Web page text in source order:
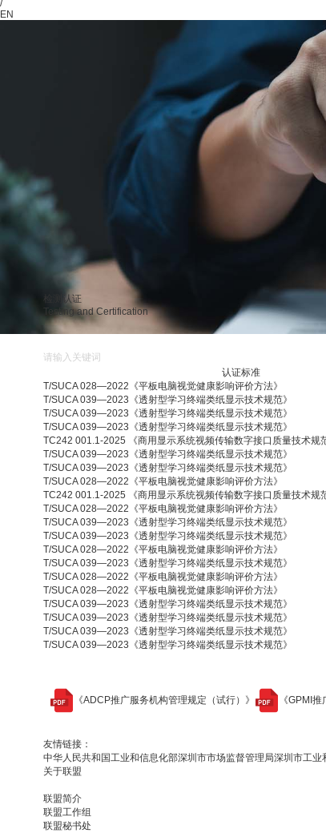
/
EN
检测认证
Testing and Certification
认证标准
T/SUCA 028—2022《平板电脑视觉健康影响评价方法》
T/SUCA 039—2023《透射型学习终端类纸显示技术规范》
T/SUCA 039—2023《透射型学习终端类纸显示技术规范》
T/SUCA 039—2023《透射型学习终端类纸显示技术规范》
TC242 001.1-2025 《商用显示系统视频传输数字接口质量技术规
T/SUCA 039—2023《透射型学习终端类纸显示技术规范》
T/SUCA 039—2023《透射型学习终端类纸显示技术规范》
T/SUCA 028—2022《平板电脑视觉健康影响评价方法》
TC242 001.1-2025 《商用显示系统视频传输数字接口质量技术规
T/SUCA 028—2022《平板电脑视觉健康影响评价方法》
T/SUCA 039—2023《透射型学习终端类纸显示技术规范》
T/SUCA 039—2023《透射型学习终端类纸显示技术规范》
T/SUCA 028—2022《平板电脑视觉健康影响评价方法》
T/SUCA 039—2023《透射型学习终端类纸显示技术规范》
T/SUCA 028—2022《平板电脑视觉健康影响评价方法》
T/SUCA 028—2022《平板电脑视觉健康影响评价方法》
T/SUCA 039—2023《透射型学习终端类纸显示技术规范》
T/SUCA 039—2023《透射型学习终端类纸显示技术规范》
T/SUCA 039—2023《透射型学习终端类纸显示技术规范》
T/SUCA 039—2023《透射型学习终端类纸显示技术规范》
《ADCP推广服务机构管理规定（试行）》 《GPMI
友情链接：
中华人民共和国工业和信息化部深圳市市场监督管理局深圳市工业
关于联盟
联盟简介
联盟工作组
联盟秘书处